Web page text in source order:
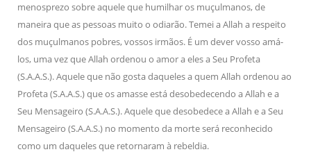
menosprezo sobre aquele que humilhar os muçulmanos, de
maneira que as pessoas muito o odiarão. Temei a Allah a respeito
dos muçulmanos pobres, vossos irmãos. É um dever vosso amá-
los, uma vez que Allah ordenou o amor a eles a Seu Profeta
(S.A.A.S.). Aquele que não gosta daqueles a quem Allah ordenou ao
Profeta (S.A.A.S.) que os amasse está desobedecendo a Allah e a
Seu Mensageiro (S.A.A.S.). Aquele que desobedece a Allah e a Seu
Mensageiro (S.A.A.S.) no momento da morte será reconhecido
como um daqueles que retornaram à rebeldia.